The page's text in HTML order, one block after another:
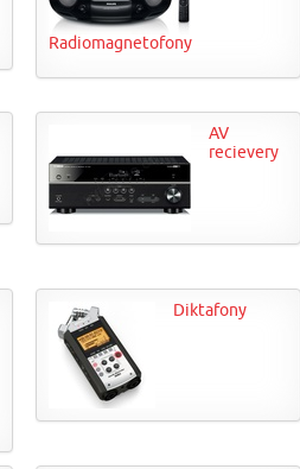
Radiomagnetofony
AV
recievery
Diktafony